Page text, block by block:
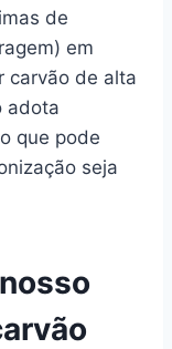
de
em
carvão de alta
adota
que pode
seja